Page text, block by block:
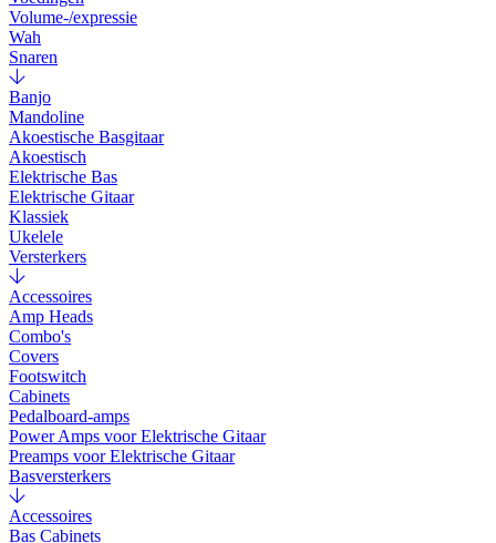
Volume-/expressie
Wah
Snaren
Banjo
Mandoline
Akoestische Basgitaar
Akoestisch
Elektrische Bas
Elektrische Gitaar
Klassiek
Ukelele
Versterkers
Accessoires
Amp Heads
Combo's
Covers
Footswitch
Cabinets
Pedalboard-amps
Power Amps voor Elektrische Gitaar
Preamps voor Elektrische Gitaar
Basversterkers
Accessoires
Bas Cabinets